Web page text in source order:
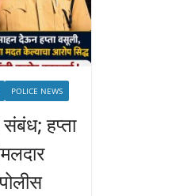
POLICE NEWS
संबंध; हप्ता